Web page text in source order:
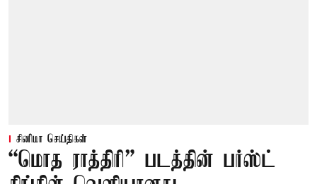
சினிமா செய்திகள்
“மொத ராத்திரி” படத்தின் பர்ஸ்ட்